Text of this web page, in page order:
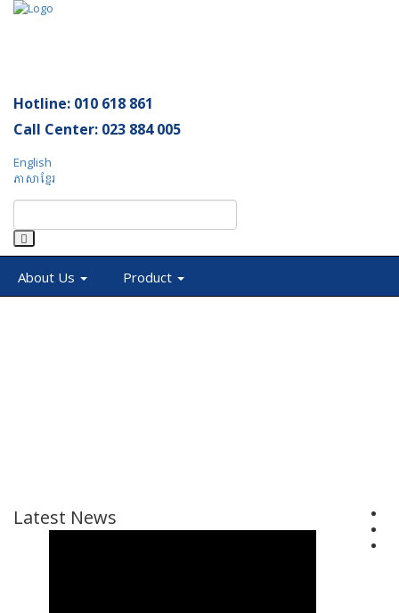
Hotline: 010 618 861
Call Center: 023 884 005
English
ភាសាខ្មែរ
About Us Product
Latest News